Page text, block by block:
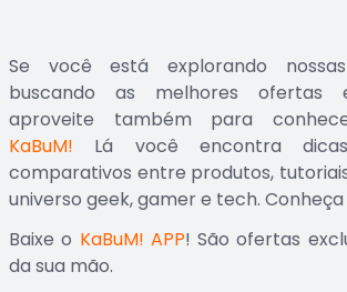
Se você está explorando
buscando as melhores ofertas
aproveite também para
KaBuM! Lá você encontra
comparativos entre produtos,
universo geek, gamer e tech.
Baixe o KaBuM! APP! São ofertas
da sua mão.